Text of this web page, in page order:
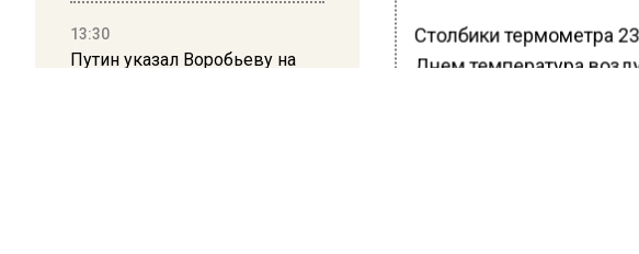
13:30
Путин указал Воробьеву на
Столбики термометра
Днем температура